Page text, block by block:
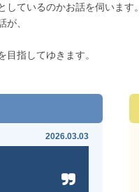
ているのかお話を伺います。
、
指してゆきます。
2026.03.03